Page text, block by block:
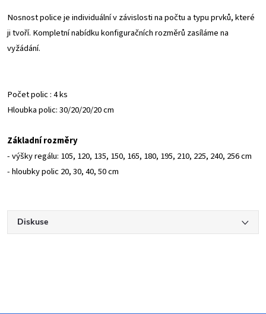
Nosnost police je individuální v závislosti na počtu a typu prvků, které
ji tvoří. Kompletní nabídku konfiguračních rozměrů zasíláme na
vyžádání.
Počet polic : 4 ks
Hloubka polic: 30/20/20/20 cm
Základní rozměry
- výšky regálu: 105, 120, 135, 150, 165, 180, 195, 210, 225, 240, 256 cm
- hloubky polic 20, 30, 40, 50 cm
Diskuse